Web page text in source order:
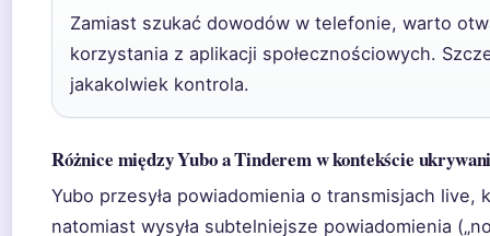
Zamiast szukać dowodów w telefonie, warto
korzystania z aplikacji społecznościowych.
jakakolwiek kontrola.
Różnice między Yubo a Tinderem w kontekście
Yubo przesyła powiadomienia o transmisjach live,
natomiast wysyła subtelniejsze powiadomienia